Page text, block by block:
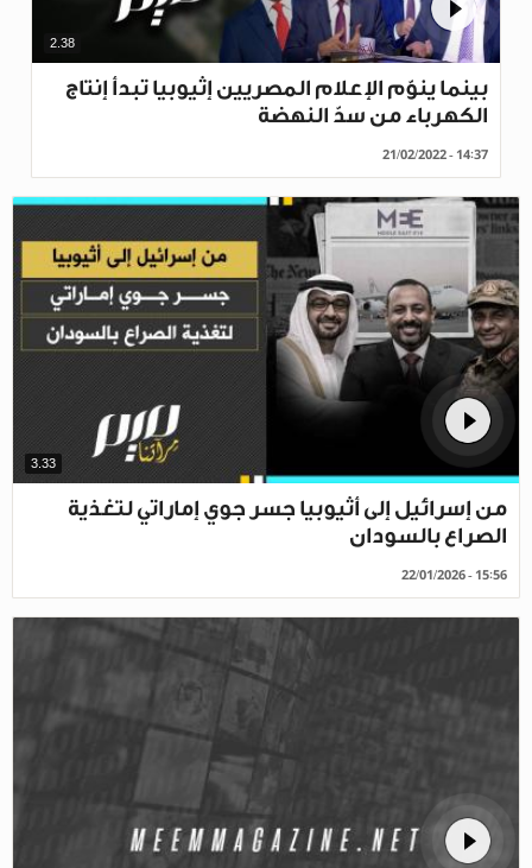
2.38
بينما ينوّم الإعلام المصريين إثيوبيا تبدأ إنتاج
الكهرباء من سدّ النهضة
21/02/2022 - 14:37
3.33
من إسرائيل إلى أثيوبيا جسر جوي إماراتي لتغذية
الصراع بالسودان
22/01/2026 - 15:56